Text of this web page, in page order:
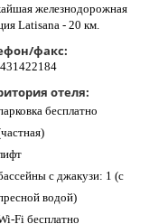
железнодорожная
Latisana - 20 км.
факс:
отеля:
бесплатно
с джакузи: 1 (с
водой)
Fi бесплатно